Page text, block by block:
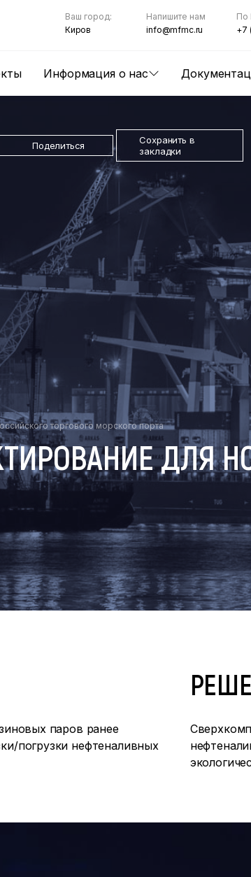
Информация о нас
Ваш город:
Киров
Напишите нам
info@mfmc.ru
По
+7
Поделиться
Сохранить в
закладки
торгового морского порта
ДЛЯ
паров ранее
погрузки нефтеналивных